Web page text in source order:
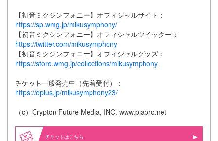
【初音ミクシンフォニー】オフィシャルサイト：
https://sp.wmg.jp/mikusymphony/
【初音ミクシンフォニー】オフィシャルツイッター：
https://twitter.com/mikusymphony
【初音ミクシンフォニー】オフィシャルグッズ：
https://store.wmg.jp/collections/mikusymphony
一般発売中（先着受付）：
https://eplus.jp/mikusymphony23/
（c）Crypton Future Media, INC. www.piapro.net
はこちら